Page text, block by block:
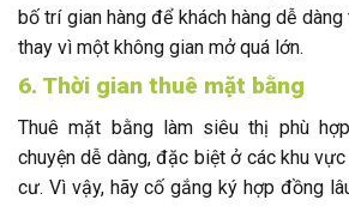
bố trí gian hàng để khách hàng dễ
thay vì một không gian mở quá lớn.
6. Thời gian thuê mặt bằng
Thuê mặt bằng làm siêu thị phù
chuyện dễ dàng, đặc biệt ở các khu
cư. Vì vậy, hãy cố gắng ký hợp đồng